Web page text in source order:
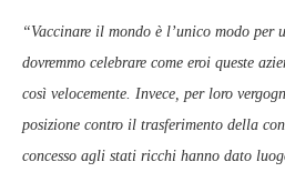
“Vaccinare il mondo è l’unico modo per
dovremmo celebrare come eroi queste
così velocemente. Invece, per loro
posizione contro il trasferimento della
concesso agli stati ricchi hanno dato